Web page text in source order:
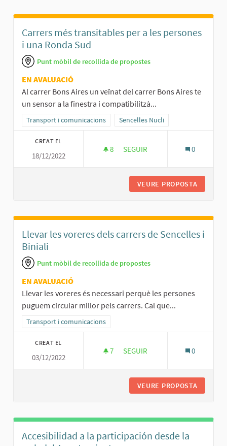
Carrers més transitables per a les persones
i una Ronda Sud
Punt mòbil de recollida de propostes
EN AVALUACIÓ
Al carrer Bons Aires un veïnat del carrer Bons Aires te
un sensor a la finestra i compatibilitzà...
Resultats al filtrar per la categoria: Transport i comunicacions
Transport i comunicacions Resultats al filtrar per l'àmbit:
Sencelles Nucli
CREAT EL
18/12/2022
8 8 SEGUIDORES
SEGUIR 0
VEURE PROPOSTA
Llevar les voreres dels carrers de Sencelles i
Biniali
Punt mòbil de recollida de propostes
EN AVALUACIÓ
Llevar les voreres és necessari perquè les persones
puguem circular millor pels carrers. Cal que...
Resultats al filtrar per la categoria: Transport i comunicacions
Transport i comunicacions
CREAT EL
03/12/2022
7 7 SEGUIDORES
SEGUIR 0
VEURE PROPOSTA
Accesibilidad a la participación desde la